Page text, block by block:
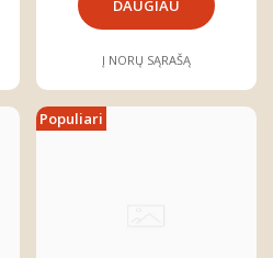
DAUGIAU
Į NORŲ SĄRAŠĄ
Populiari